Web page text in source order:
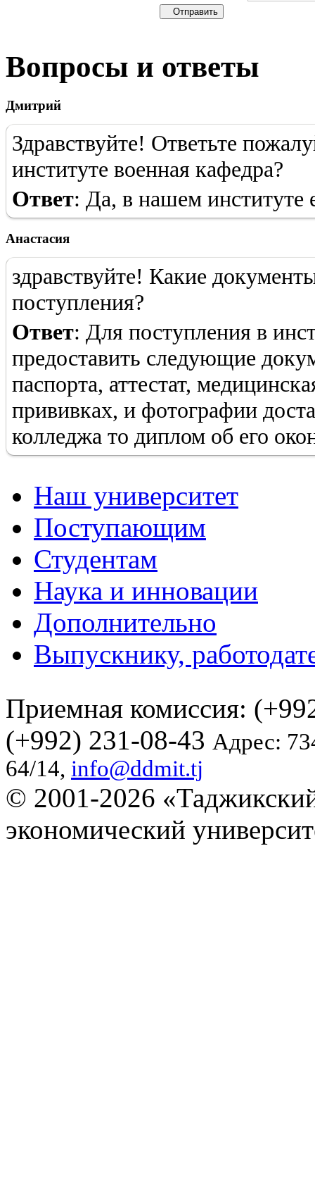
Вопросы и ответы
Дмитрий
Здравствуйте! Ответьте
институте военная кафедра?
Ответ: Да, в нашем институте
Анастасия
здравствуйте! Какие
поступления?
Ответ: Для поступления в
предоставить следующие
паспорта, аттестат,
прививках, и фотографии
колледжа то диплом об его
Наш университет
Поступающим
Студентам
Наука и инновации
Дополнительно
Выпускнику,
Приемная комиссия:
(+992) 231-08-43 Адрес:
64/14, info@ddmit.tj
© 2001-2026
экономический